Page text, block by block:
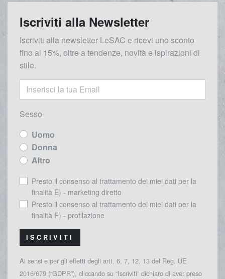
Iscriviti alla Newsletter
Iscriviti alla newsletter LeSAC e ricevi uno sconto
fino al 15%, oltre a tendenze, novità e ispirazioni di
stile.
Sesso
Uomo
Donna
Altro
Presto il consenso al trattamento dei miei dati per la
finalità E) - marketing diretto
Presto il consenso al trattamento dei miei dati per la
finalità F) - profilazione
ISCRIVITI
Ai sensi e per gli effetti degli artt. 6, 7, 12, 13 del Reg. UE
2016/679 (“GDPR”), cliccando su “Iscriviti” dichiaro di aver preso